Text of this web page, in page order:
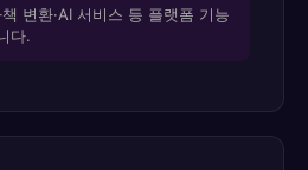
변환·AI 서비스 등 플랫폼 기능
다.